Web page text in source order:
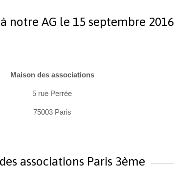
notre AG le 15 septembre 2016
Maison des associations
5 rue Perrée
75003 Paris
associations Paris 3ème